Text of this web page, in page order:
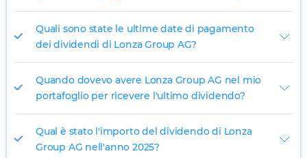
Quali sono state le ultime date di pagamento
dei dividendi di Lonza Group AG?
Quando dovevo avere Lonza Group AG nel mio
portafoglio per ricevere l'ultimo dividendo?
Qual è stato l'importo del dividendo di Lonza
Group AG nell'anno 2025?